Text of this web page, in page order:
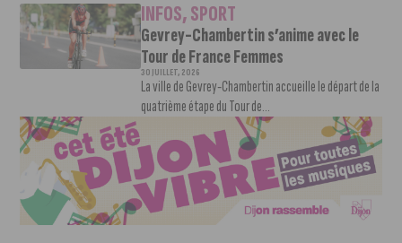
INFOS,SPORT
Gevrey-Chambertin s’anime avec le
Tour de France Femmes
30 JUILLET, 2026
La ville de Gevrey-Chambertin accueille le départ de la
quatrième étape du Tour de...